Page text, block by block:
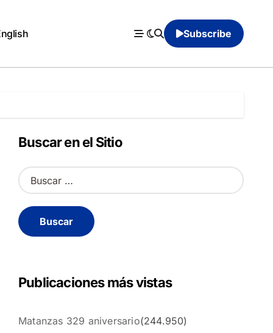
Subscribe
Buscar en el Sitio
B
u
c
a
Publicaciones más vistas
Matanzas 329 aniversario(244.950)